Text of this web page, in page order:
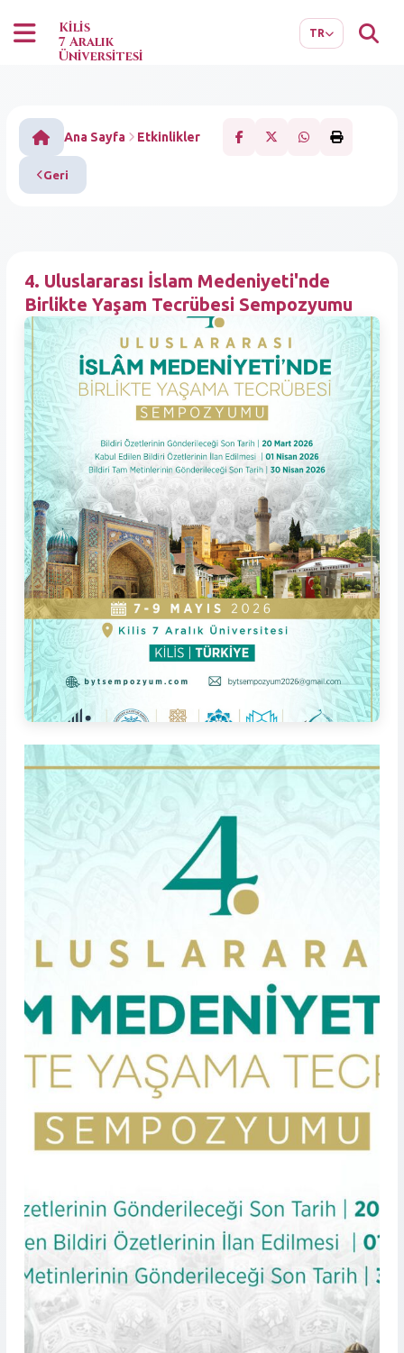
Kilis
7 Aralık
Üniversitesi
TR
Ana Sayfa Etkinlikler
Geri
4. Uluslararası İslam Medeniyeti'nde
Birlikte Yaşam Tecrübesi Sempozyumu